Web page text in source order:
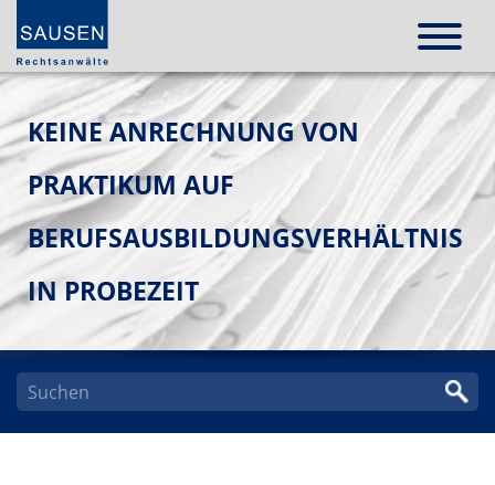
KEINE ANRECHNUNG VON
PRAKTIKUM AUF
BERUFSAUSBILDUNGSVERHÄLTNIS
IN PROBEZEIT